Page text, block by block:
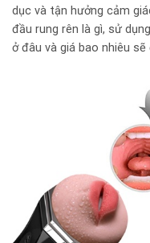
dục và tận hưởng cảm
đầu rung rên là gì, sử
ở đâu và giá bao nhiêu